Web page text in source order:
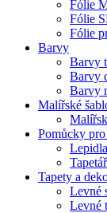
Fólie
Fólie
Fólie
Barvy
Barvy
Barvy
Barvy
Malířské
Pomůcky
Tapety a
Levné
Levné